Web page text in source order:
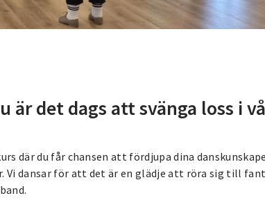
är det dags att svänga loss i
där du får chansen att fördjupa dina
Vi dansar för att det är en glädje att röra sig till